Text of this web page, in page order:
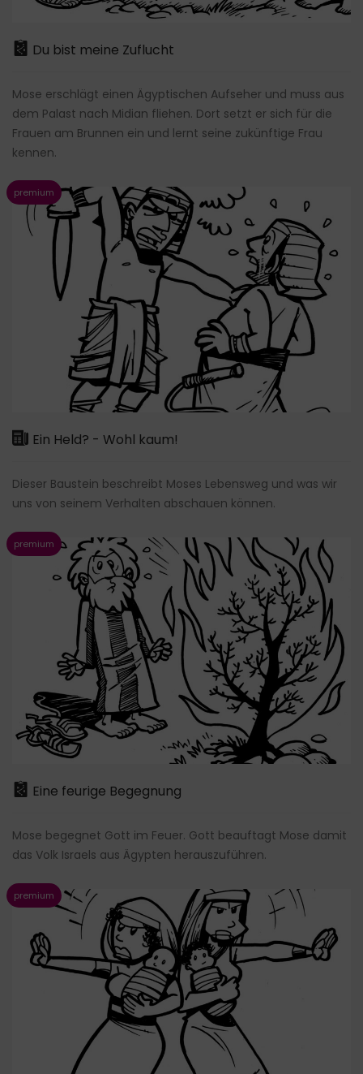
Du bist meine Zuflucht
Mose erschlägt einen Ägyptischen Aufseher und muss aus
dem Palast nach Midian fliehen. Dort setzt er sich für die
Frauen am Brunnen ein und lernt seine zukünftige Frau
kennen.
Ein Held? - Wohl kaum!
Dieser Baustein beschreibt Moses Lebensweg und was wir
uns von seinem Verhalten abschauen können.
Eine feurige Begegnung
Mose begegnet Gott im Feuer. Gott beauftagt Mose damit
das Volk Israels aus Ägypten herauszuführen.